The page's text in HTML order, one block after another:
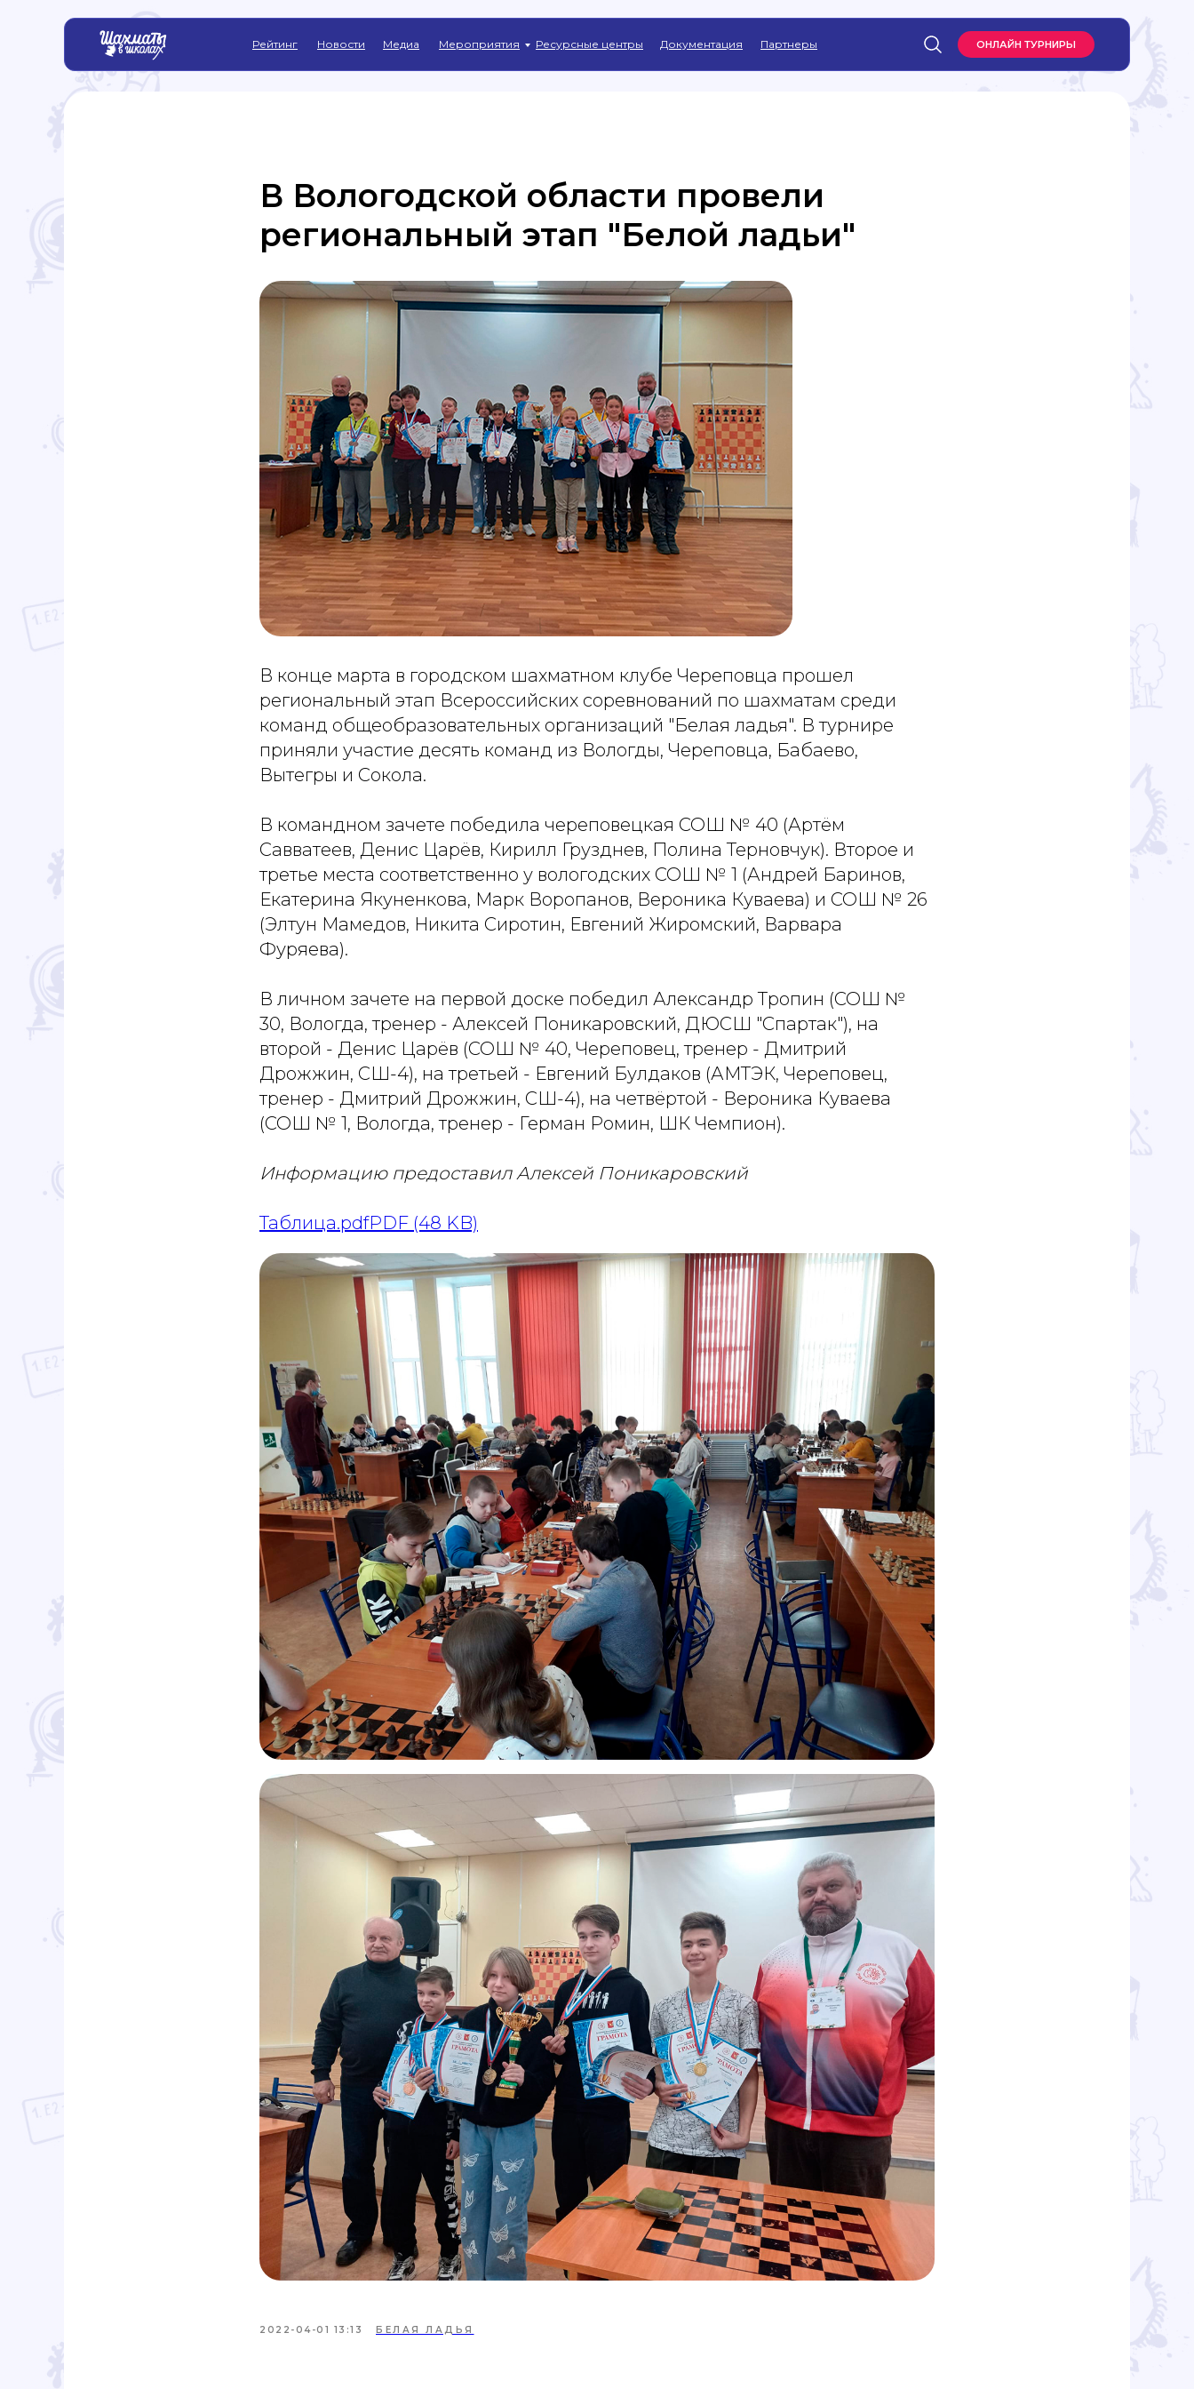
ОНЛАЙН ТУРНИРЫ
Рейтинг Документация
Ресурсные центры
Новости Мероприятия Партнеры
Медиа
В Вологодской области провели
региональный этап "Белой ладьи"
В конце марта в городском шахматном клубе Череповца прошел
региональный этап Всероссийских соревнований по шахматам среди
команд общеобразовательных организаций "Белая ладья". В турнире
приняли участие десять команд из Вологды, Череповца, Бабаево,
Вытегры и Сокола.
В командном зачете победила череповецкая СОШ № 40 (Артём
Савватеев, Денис Царёв, Кирилл Грузднев, Полина Терновчук). Второе и
третье места соответственно у вологодских СОШ № 1 (Андрей Баринов,
Екатерина Якуненкова, Марк Воропанов, Вероника Куваева) и СОШ № 26
(Элтун Мамедов, Никита Сиротин, Евгений Жиромский, Варвара
Фуряева).
В личном зачете на первой доске победил Александр Тропин (СОШ №
30, Вологда, тренер - Алексей Поникаровский, ДЮСШ "Спартак"), на
второй - Денис Царёв (СОШ № 40, Череповец, тренер - Дмитрий
Дрожжин, СШ-4), на третьей - Евгений Булдаков (АМТЭК, Череповец,
тренер - Дмитрий Дрожжин, СШ-4), на четвёртой - Вероника Куваева
(СОШ № 1, Вологда, тренер - Герман Ромин, ШК Чемпион).
Информацию предоставил Алексей Поникаровский
Таблица.pdfPDF (48 KB)
2022-04-01 13:13 БЕЛАЯ ЛАДЬЯ